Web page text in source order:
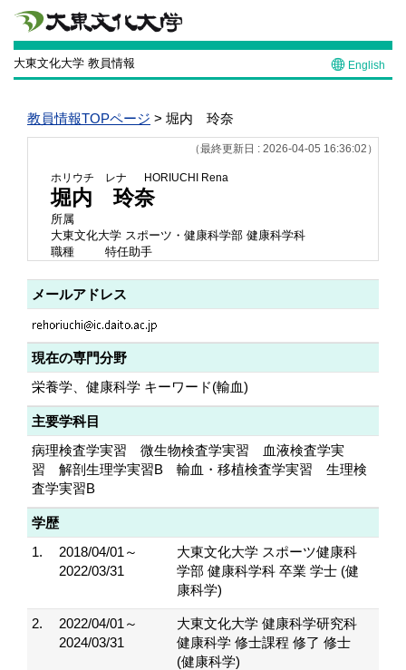
大東文化大学 教員情報 English
教員情報TOPページ > 堀内 玲奈
（最終更新日 : 2026-04-05 16:36:02）
ホリウチ レナ HORIUCHI Rena
堀内 玲奈
所属
大東文化大学 スポーツ・健康科学部 健康科学科
職種
特任助手
メールアドレス
現在の専門分野
栄養学、健康科学 キーワード(輸血)
主要学科目
病理検査学実習 微生物検査学実習 血液検査学実
習 解剖生理学実習B 輸血・移植検査学実習 生理検
査学実習B
学歴
1.
2018/04/01～
2022/03/31
大東文化大学 スポーツ健康科
学部 健康科学科 卒業 学士 (健
康科学)
2.
2022/04/01～
2024/03/31
大東文化大学 健康科学研究科
健康科学 修士課程 修了 修士
(健康科学)